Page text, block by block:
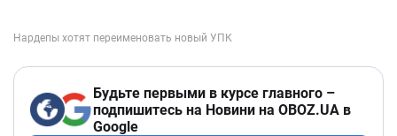
Будьте первыми в курсе главного –
подпишитесь на Новини на OBOZ.UA в
Google